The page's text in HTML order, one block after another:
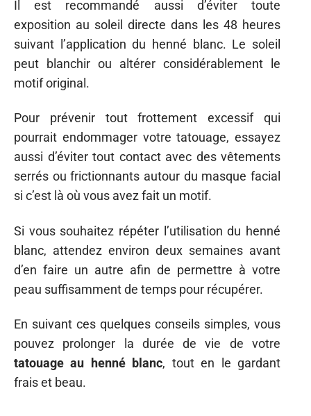
Il est recommandé aussi d’éviter toute
exposition au soleil directe dans les 48 heures
suivant l’application du henné blanc. Le soleil
peut blanchir ou altérer considérablement le
motif original.
Pour prévenir tout frottement excessif qui
pourrait endommager votre tatouage, essayez
aussi d’éviter tout contact avec des vêtements
serrés ou frictionnants autour du masque facial
si c’est là où vous avez fait un motif.
Si vous souhaitez répéter l’utilisation du henné
blanc, attendez environ deux semaines avant
d’en faire un autre afin de permettre à votre
peau suffisamment de temps pour récupérer.
En suivant ces quelques conseils simples, vous
pouvez prolonger la durée de vie de votre
tatouage au henné blanc, tout en le gardant
frais et beau.